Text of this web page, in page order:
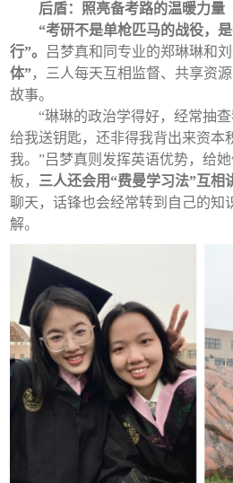
后盾：照亮备考路的温暖力量
“考研不是单枪匹马的战役，
行”。
吕梦真和同专业的郑琳琳和
体”，三人每天互相监督、共享资
故事。
“琳琳的政治学得好，经常抽
给我送钥匙，还非得我背出来资本
我。”吕梦真则发挥英语优势，给
板， 三人还会用“费曼学习法”互相
聊天，话锋也会经常转到自己的知
解。